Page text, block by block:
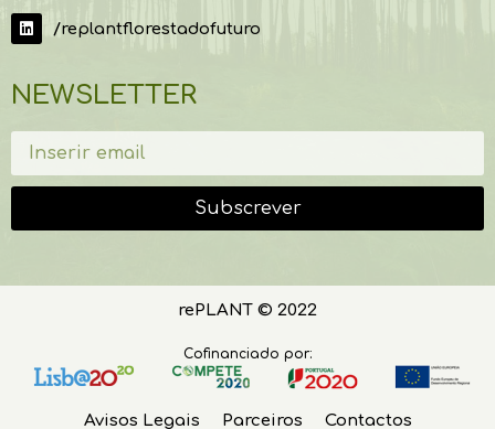
/replantflorestadofuturo
NEWSLETTER
Subscrever
rePLANT © 2022
Cofinanciado por:
Avisos Legais Parceiros Contactos